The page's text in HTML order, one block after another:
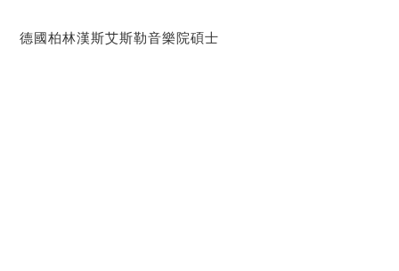
德國柏林漢斯艾斯勒音樂院碩士